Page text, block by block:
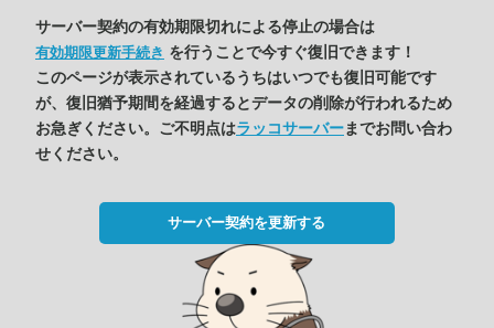
サーバー契約の有効期限切れによる停止の場合は
有効期限更新手続き を行うことで今すぐ復旧できます！
このページが表示されているうちはいつでも復旧可能です
が、復旧猶予期間を経過するとデータの削除が行われるため
お急ぎください。ご不明点はラッコサーバーまでお問い合わ
せください。
サーバー契約を更新する